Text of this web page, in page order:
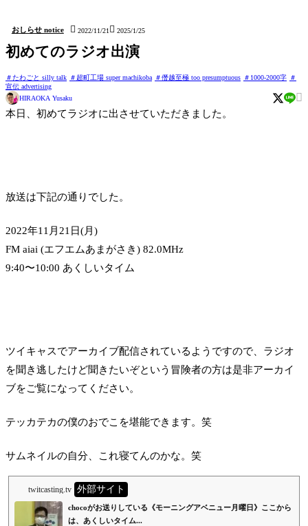
おしらせ notice  2022/11/21 2025/1/25
初めてのラジオ出演
たわごと silly talk 超町工場 super machikoba 僭越至極 too presumptuous
1000-2000字
宣伝 advertising
HIRAOKA Yusaku

本日、初めてラジオに出させていただきました。
放送は下記の通りでした。
2022年11月21日(月)
FM aiai (エフエムあまがさき) 82.0MHz
9:40〜10:00 あくしいタイム
ツイキャスでアーカイブ配信されているようですので、ラジオ
を聞き逃したけど聞きたいぞという冒険者の方は是非アーカイ
ブをご覧になってください。
テッカテカの僕のおでこを堪能できます。笑
サムネイルの自分、これ寝てんのかな。笑
twitcasting.tv 外部サイト
chocoがお送りしている《モーニングアベニュー月曜日》ここから
は、あくしいタイム...